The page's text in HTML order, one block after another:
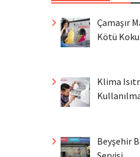
Çamaşır
Kötü Koku
Klima
Beyşehir